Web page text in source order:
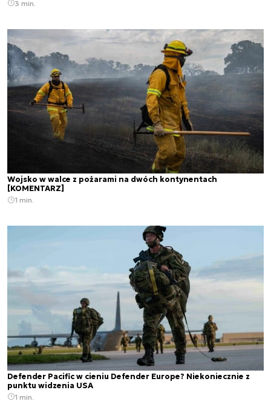
3 min.
Wojsko w walce z pożarami na dwóch kontynentach
[KOMENTARZ]
1 min.
Defender Pacific w cieniu Defender Europe? Niekoniecznie z
punktu widzenia USA
1 min.